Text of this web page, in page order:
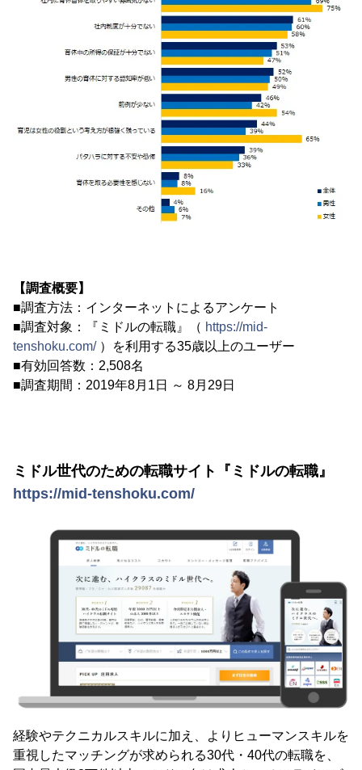
【調査概要】
■調査方法：インターネットによるアンケート
■調査対象：『ミドルの転職』（ https://mid-
tenshoku.com/）を利用する35歳以上のユーザー
■有効回答数：2,508名
■調査期間：2019年8月1日 ～ 8月29日
ミドル世代のための転職サイト『ミドルの転職』
https://mid-tenshoku.com/
経験やテクニカルスキルに加え、よりヒューマンスキルを
重視したマッチングが求められる30代・40代の転職を、